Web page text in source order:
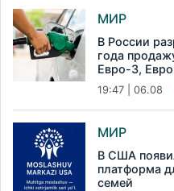
МИР
В России
года
Евро-3,
19:47 | 06.08
МИР
В США
платформа
семей